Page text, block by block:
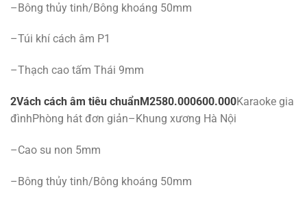
–Bông thủy tinh/Bông khoáng 50mm
–Túi khí cách âm P1
–Thạch cao tấm Thái 9mm
2Vách cách âm tiêu chuẩnM2580.000600.000Karaoke gia
đìnhPhòng hát đơn giản–Khung xương Hà Nội
–Cao su non 5mm
–Bông thủy tinh/Bông khoáng 50mm